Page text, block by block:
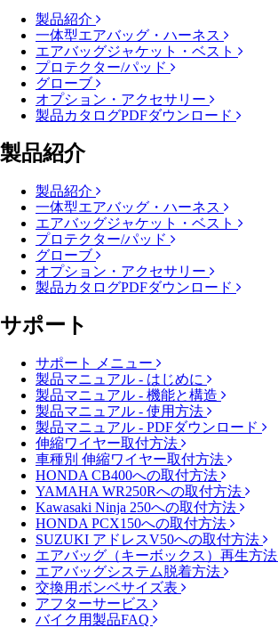
製品紹介
一体型エアバッグ・ハーネス
エアバッグジャケット・ベスト
プロテクター/パッド
グローブ
オプション・アクセサリー
製品カタログPDFダウンロード
製品紹介
製品紹介
一体型エアバッグ・ハーネス
エアバッグジャケット・ベスト
プロテクター/パッド
グローブ
オプション・アクセサリー
製品カタログPDFダウンロード
サポート
サポート メニュー
製品マニュアル - はじめに
製品マニュアル - 機能と構造
製品マニュアル - 使用方法
製品マニュアル - PDFダウンロード
伸縮ワイヤー取付方法
車種別 伸縮ワイヤー取付方法
HONDA CB400への取付方法
YAMAHA WR250Rへの取付方法
Kawasaki Ninja 250への取付方法
HONDA PCX150への取付方法
SUZUKI アドレスV50への取付方法
エアバッグ（キーボックス）再生方法
エアバッグシステム脱着方法
交換用ボンベサイズ表
アフターサービス
バイク用製品FAQ